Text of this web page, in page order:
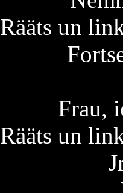
Rääts un
Frau,
Rääts un